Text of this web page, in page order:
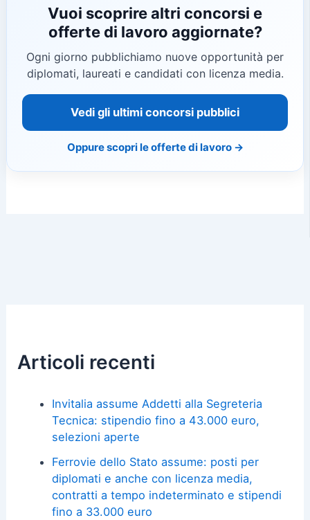
Vuoi scoprire altri concorsi e
offerte di lavoro aggiornate?
Ogni giorno pubblichiamo nuove opportunità per
diplomati, laureati e candidati con licenza media.
Vedi gli ultimi concorsi pubblici
Oppure scopri le offerte di lavoro →
Articoli recenti
Invitalia assume Addetti alla Segreteria
Tecnica: stipendio fino a 43.000 euro,
selezioni aperte
Ferrovie dello Stato assume: posti per
diplomati e anche con licenza media,
contratti a tempo indeterminato e stipendi
fino a 33.000 euro